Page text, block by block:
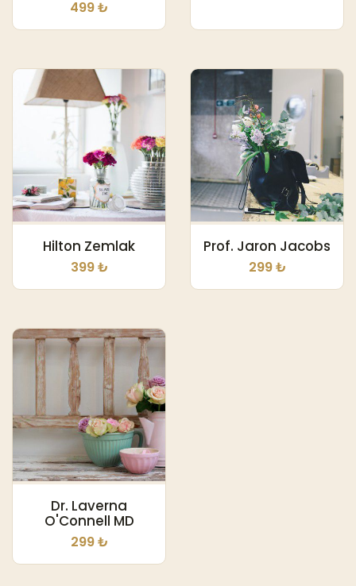
499 ₺
Hilton Zemlak
399 ₺
Prof. Jaron Jacobs
299 ₺
Dr. Laverna
O'Connell MD
299 ₺